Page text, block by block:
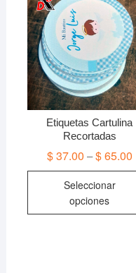
Etiquetas Cartulina
Recortadas
$37.00 –$65.00
Seleccionar
opciones